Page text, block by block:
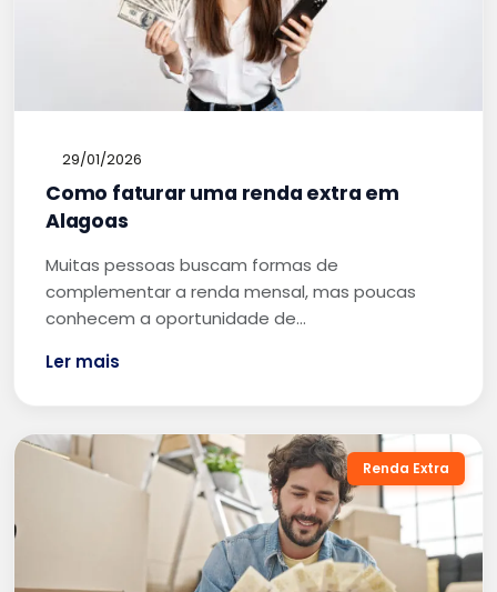
29/01/2026
Como faturar uma renda extra em
Alagoas
Muitas pessoas buscam formas de
complementar a renda mensal, mas poucas
conhecem a oportunidade de…
Ler mais
Renda Extra